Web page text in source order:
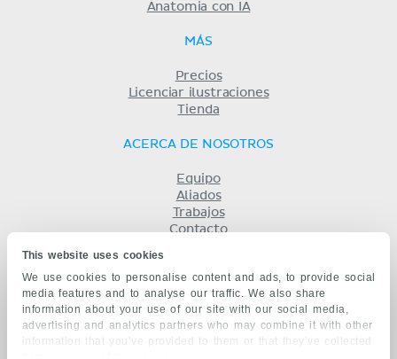
This website uses cookies
We use cookies to personalise content and ads, to provide social
media features and to analyse our traffic. We also share
information about your use of our site with our social media,
advertising and analytics partners who may combine it with other
information that you’ve provided to them or that they’ve collected
Anatomia con IA
MÁS
Precios
Licenciar ilustraciones
Tienda
ACERCA DE NOSOTROS
Equipo
Aliados
Trabajos
Contacto
Privacidad
KENHUB EN...
English